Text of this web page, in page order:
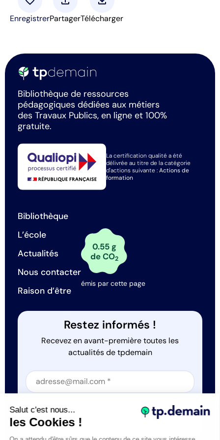
EnregistrerPartagerTélécharger
Bibliothèque de ressources
pédagogiques dédiées aux métiers
des Travaux Publics, en ligne et 100%
gratuite.
La certification qualité a été
délivrée au titre de la catégorie
d'actions suivante :Actions de
formation
Bibliothèque
L’école
Actualités
Nous contacter
Raison d’être
0.55 g
de CO2
émis par cette page
Restez informés !
Recevez en avant-première toutes les
actualités de tpdemain
Section
Section
J'accepte que tp.demain utilise mes informations
Salut c'est nous...
les Cookies !